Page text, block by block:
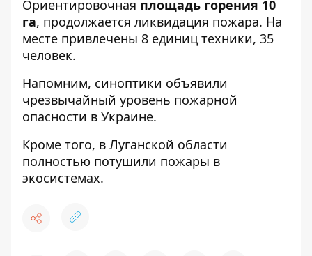
Ориентировочная площадь горения 10
га, продолжается ликвидация пожара. На
месте привлечены 8 единиц техники, 35
человек.
Напомним, синоптики объявили
чрезвычайный уровень пожарной
опасности в Украине.
Кроме того, в Луганской области
полностью потушили пожары в
экосистемах.